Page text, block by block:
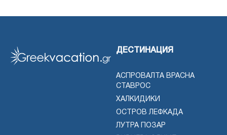
ДЕСТИНАЦИЯ
АСПРОВАЛТА ВРАСНА
СТАВРОС
ХАЛКИДИКИ
ОСТРОВ ЛЕФКАДА
ЛУТРА ПОЗАР